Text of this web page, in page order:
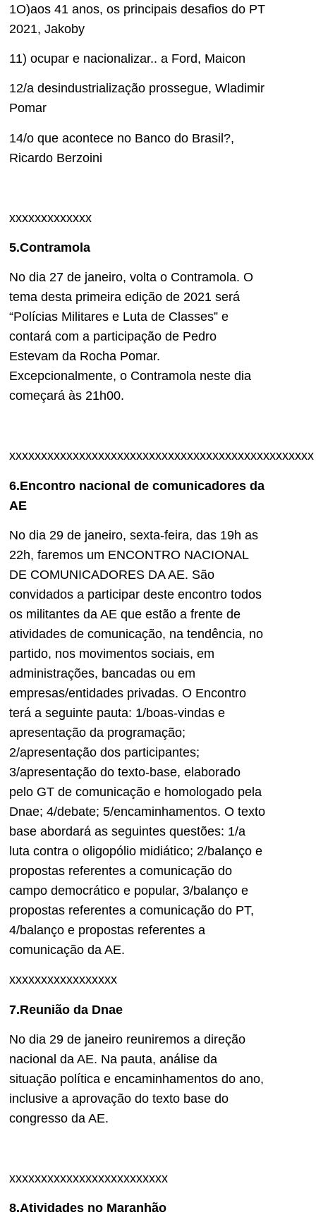
1O)aos 41 anos, os principais desafios do PT
2021, Jakoby
11) ocupar e nacionalizar.. a Ford, Maicon
12/a desindustrialização prossegue, Wladimir
Pomar
14/o que acontece no Banco do Brasil?,
Ricardo Berzoini
xxxxxxxxxxxxx
5.Contramola
No dia 27 de janeiro, volta o Contramola. O
tema desta primeira edição de 2021 será
“Polícias Militares e Luta de Classes” e
contará com a participação de Pedro
Estevam da Rocha Pomar.
Excepcionalmente, o Contramola neste dia
começará às 21h00.
xxxxxxxxxxxxxxxxxxxxxxxxxxxxxxxxxxxxxxxxxxxxxxxx
6.Encontro nacional de comunicadores da
AE
No dia 29 de janeiro, sexta-feira, das 19h as
22h, faremos um ENCONTRO NACIONAL
DE COMUNICADORES DA AE. São
convidados a participar deste encontro todos
os militantes da AE que estão a frente de
atividades de comunicação, na tendência, no
partido, nos movimentos sociais, em
administrações, bancadas ou em
empresas/entidades privadas. O Encontro
terá a seguinte pauta: 1/boas-vindas e
apresentação da programação;
2/apresentação dos participantes;
3/apresentação do texto-base, elaborado
pelo GT de comunicação e homologado pela
Dnae; 4/debate; 5/encaminhamentos. O texto
base abordará as seguintes questões: 1/a
luta contra o oligopólio midiático; 2/balanço e
propostas referentes a comunicação do
campo democrático e popular, 3/balanço e
propostas referentes a comunicação do PT,
4/balanço e propostas referentes a
comunicação da AE.
xxxxxxxxxxxxxxxxx
7.Reunião da Dnae
No dia 29 de janeiro reuniremos a direção
nacional da AE. Na pauta, análise da
situação política e encaminhamentos do ano,
inclusive a aprovação do texto base do
congresso da AE.
xxxxxxxxxxxxxxxxxxxxxxxxx
8.Atividades no Maranhão